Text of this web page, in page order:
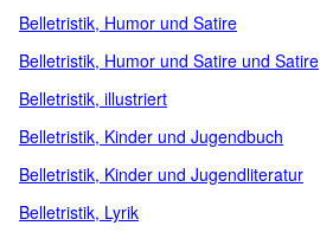
Belletristik, Humor und Satire
Belletristik, Humor und Satire und Satire
Belletristik, illustriert
Belletristik, Kinder und Jugendbuch
Belletristik, Kinder und Jugendliteratur
Belletristik, Lyrik